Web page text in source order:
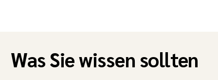
Was Sie wissen sollten